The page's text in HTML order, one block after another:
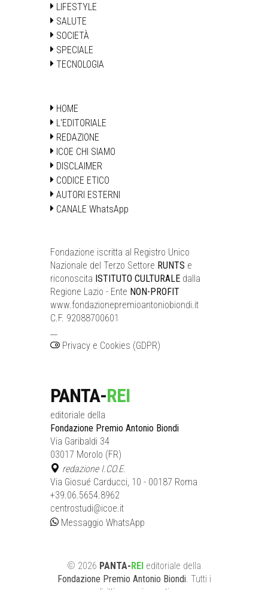
LIFESTYLE
SALUTE
SOCIETÀ
SPECIALE
TECNOLOGIA
HOME
L'EDITORIALE
REDAZIONE
ICOE CHI SIAMO
DISCLAIMER
CODICE ETICO
AUTORI ESTERNI
CANALE WhatsApp
Fondazione iscritta al Registro Unico
Nazionale del Terzo Settore RUNTS e
riconoscita ISTITUTO CULTURALE dalla
Regione Lazio - Ente NON-PROFIT
www.fondazionepremioantoniobiondi.it
C.F. 92088700601
Privacy e Cookies (GDPR)
PANTA-REI
editoriale della
Fondazione Premio Antonio Biondi
Via Garibaldi 34
03017 Morolo (FR)
redazione I.CO.E.
Via Giosué Carducci, 10 - 00187 Roma
+39.06.5654.8962
centrostudi@icoe.it
Messaggio WhatsApp
© 2026 PANTA-REI editoriale della
Fondazione Premio Antonio Biondi . Tutti i